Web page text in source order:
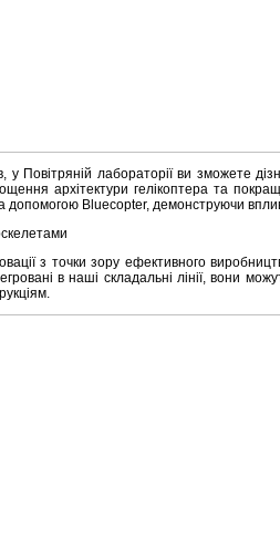
у Повітряній лабораторії ви зможете
архітектури гелікоптера та
Bluecopter, демонструючи вплив
з точки зору ефективного
в наші складальні лінії, вони